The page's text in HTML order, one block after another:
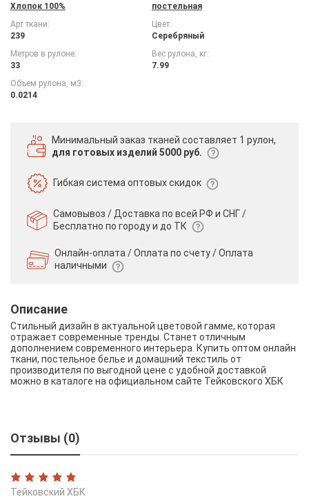
Хлопок 100%
постельная
Арт ткани:
239
Цвет:
Серебряный
Метров в рулоне:
33
Вес рулона, кг:
7.99
Объем рулона, м3:
0.0214
Минимальный заказ тканей составляет 1 рулон,
для готовых изделий 5000 руб.
Гибкая системаоптовых скидок
Самовывоз / Доставка по всей РФ и СНГ /
Бесплатно по городу и до ТК
Онлайн-оплата / Оплата по счету /Оплата
наличными
Описание
Стильный дизайн в актуальной цветовой гамме, которая
отражает современные тренды. Станет отличным
дополнением современного интерьера. Купить оптом онлайн
ткани, постельное белье и домашний текстиль от
производителя по выгодной цене с удобной доставкой
можно в каталоге на официальном сайте Тейковского ХБК
Отзывы (0)
Тейковский ХБК